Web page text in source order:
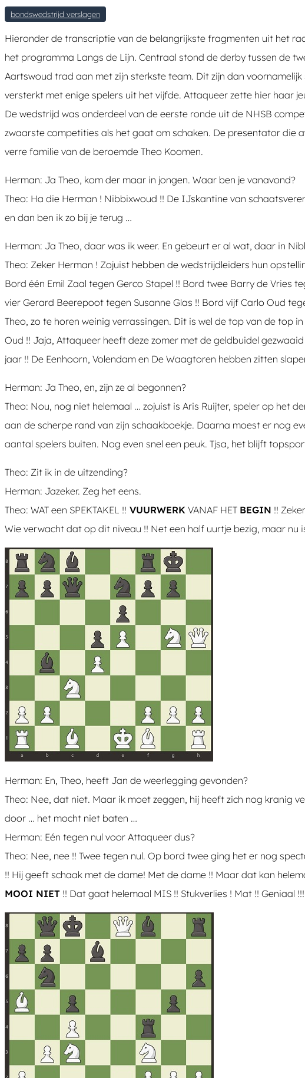
bondswedstrijd verslagen
Hieronder de transcriptie van de belangrijkste fragmenten uit het
het programma Langs de Lijn. Centraal stond de derby tussen de
Aartswoud trad aan met zijn sterkste team. Dit zijn dan
versterkt met enige spelers uit het vijfde. Attaqueer zette hier haar
De wedstrijd was onderdeel van de eerste ronde uit de NHSB
zwaarste competities als het gaat om schaken. De presentator die
verre familie van de beroemde Theo Koomen.
Herman: Ja Theo, kom der maar in jongen. Waar ben je vanavond?
Theo: Ha die Herman ! Nibbixwoud !! De IJskantine van
en dan ben ik zo bij je terug …
Herman: Ja Theo, daar was ik weer. En gebeurt er al wat, daar in
Theo: Zeker Herman ! Zojuist hebben de wedstrijdleiders hun
Bord één Emil Zaal tegen Gerco Stapel !! Bord twee Barry de Vries
vier Gerard Beerepoot tegen Susanne Glas !! Bord vijf Carlo Oud
Theo, zo te horen weinig verrassingen. Dit is wel de top van de top
Oud !! Jaja, Attaqueer heeft deze zomer met de geldbuidel
jaar !! De Eenhoorn, Volendam en De Waagtoren hebben zitten
Herman: Ja Theo, en, zijn ze al begonnen?
Theo: Nou, nog niet helemaal … zojuist is Aris Ruijter, speler op het
aan de scherpe rand van zijn schaakboekje. Daarna moest er nog
aantal spelers buiten. Nog even snel een peuk. Tjsa, het blijft
Theo: Zit ik in de uitzending?
Herman: Jazeker. Zeg het eens.
Theo: WAT een SPEKTAKEL !! VUURWERK VANAF HET BEGIN !!
Wie verwacht dat op dit niveau !! Net een half uurtje bezig, maar nu
Herman: En, Theo, heeft Jan de weerlegging gevonden?
Theo: Nee, dat niet. Maar ik moet zeggen, hij heeft zich nog kranig
door … het mocht niet baten …
Herman: Eén tegen nul voor Attaqueer dus?
Theo: Nee, nee !! Twee tegen nul. Op bord twee ging het er nog
!! Hij geeft schaak met de dame! Met de dame !! Maar dat kan
MOOI NIET !! Dat gaat helemaal MIS !! Stukverlies ! Mat !! Geniaal !!!